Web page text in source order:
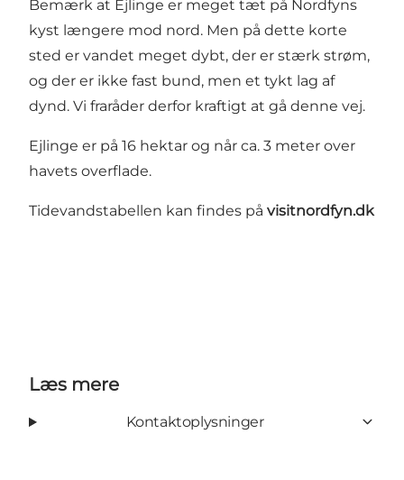
Bemærk at Ejlinge er meget tæt på Nordfyns
kyst længere mod nord. Men på dette korte
sted er vandet meget dybt, der er stærk strøm,
og der er ikke fast bund, men et tykt lag af
dynd. Vi fraråder derfor kraftigt at gå denne vej.
Ejlinge er på 16 hektar og når ca. 3 meter over
havets overflade.
Tidevandstabellen kan findes på visitnordfyn.dk
Læs mere
Kontaktoplysninger